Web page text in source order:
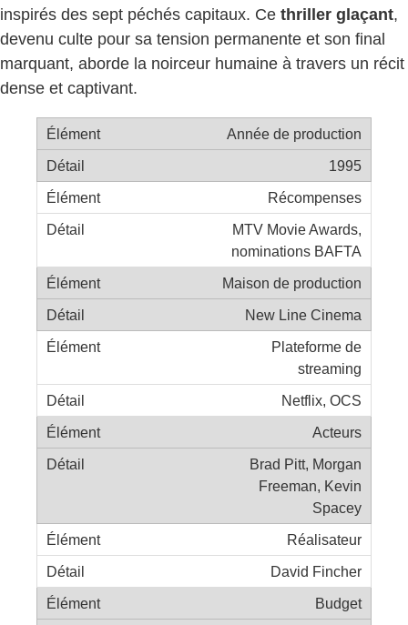
inspirés des sept péchés capitaux. Ce thriller glaçant,
devenu culte pour sa tension permanente et son final
marquant, aborde la noirceur humaine à travers un récit
dense et captivant.
Année de production
1995
Récompenses
MTV Movie Awards,
nominations BAFTA
Maison de production
New Line Cinema
Plateforme de
streaming
Netflix, OCS
Acteurs
Brad Pitt, Morgan
Freeman, Kevin
Spacey
Réalisateur
David Fincher
Budget